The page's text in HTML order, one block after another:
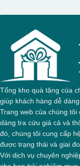
Tổng kho quà tặng của
giúp khách hàng dễ
Trang web của chúng
dàng tra cứu giá cả và
đó, chúng tôi cung cấp
được trạng thái và giai
Với dịch vụ chuyên